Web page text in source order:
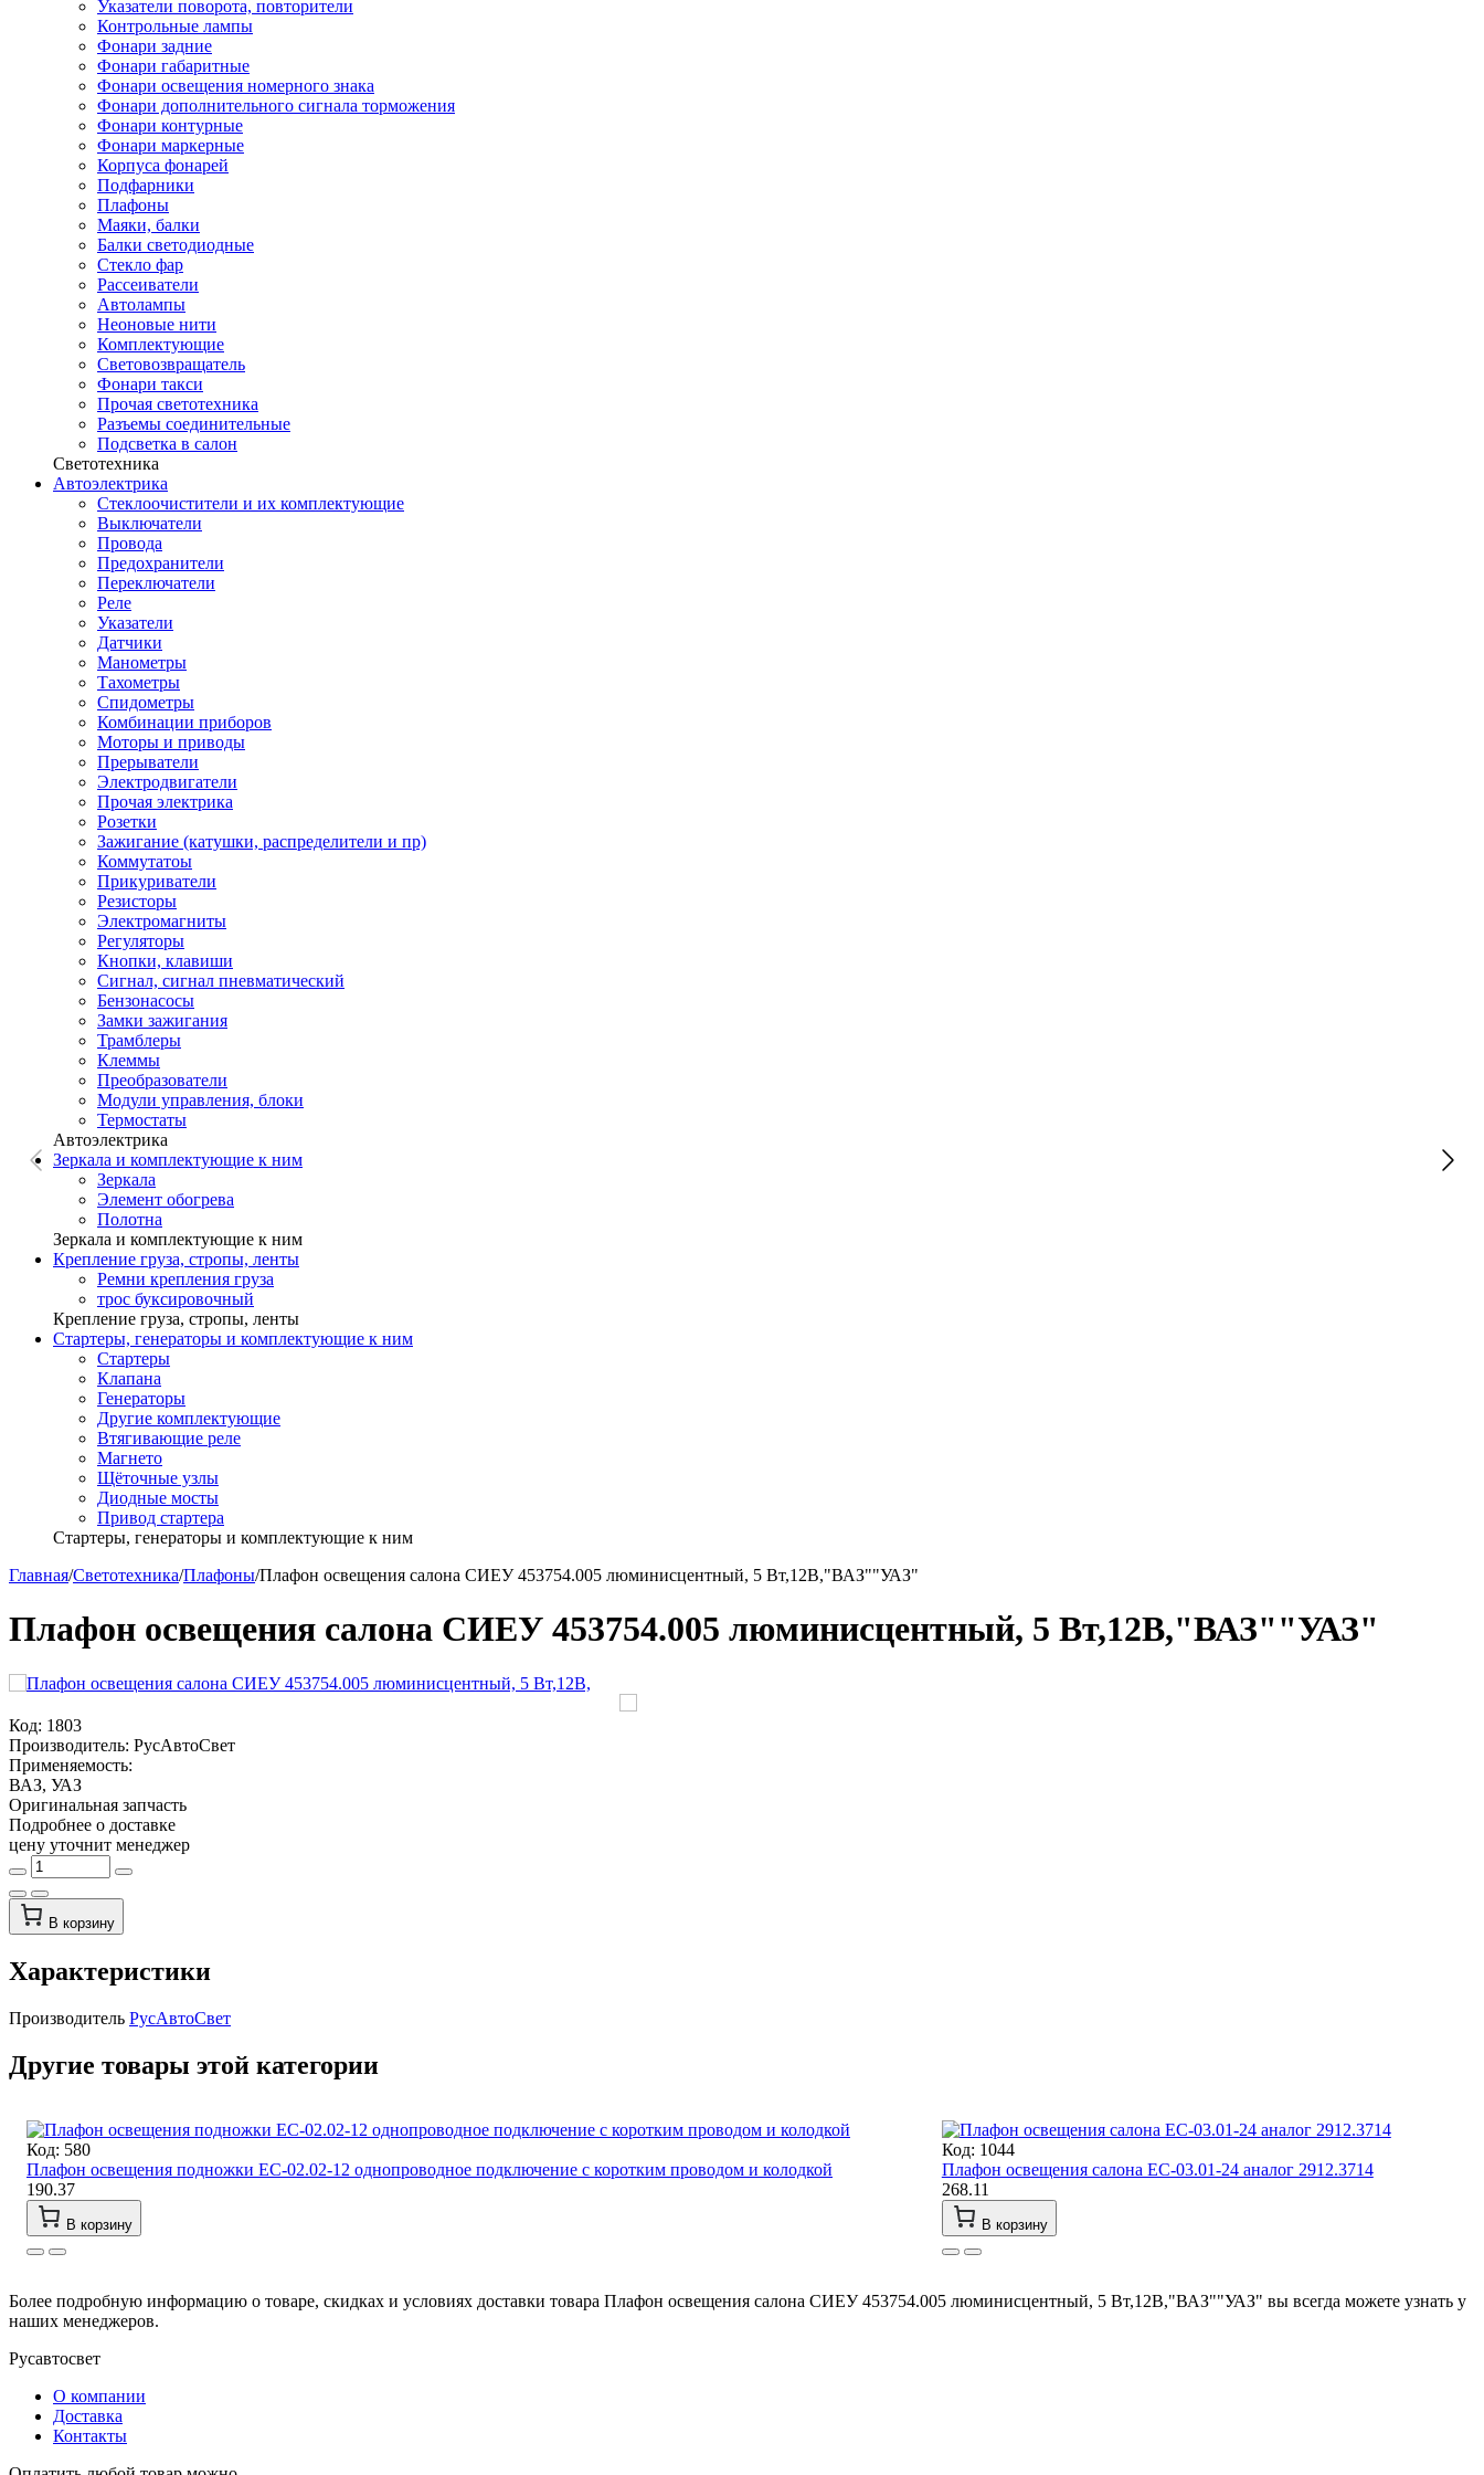
Указатели поворота, повторители
Контрольные лампы
Фонари задние
Фонари габаритные
Фонари освещения номерного знака
Фонари дополнительного сигнала торможения
Фонари контурные
Фонари маркерные
Корпуса фонарей
Подфарники
Плафоны
Маяки, балки
Балки светодиодные
Стекло фар
Рассеиватели
Автолампы
Неоновые нити
Комплектующие
Световозвращатель
Фонари такси
Прочая светотехника
Разъемы соединительные
Подсветка в салон
Светотехника
Автоэлектрика
Стеклоочистители и их комплектующие
Выключатели
Провода
Предохранители
Переключатели
Реле
Указатели
Датчики
Манометры
Тахометры
Спидометры
Комбинации приборов
Моторы и приводы
Прерыватели
Электродвигатели
Прочая электрика
Розетки
Зажигание (катушки, распределители и пр)
Коммутатоы
Прикуриватели
Резисторы
Электромагниты
Регуляторы
Кнопки, клавиши
Сигнал, сигнал пневматический
Бензонасосы
Замки зажигания
Трамблеры
Клеммы
Преобразователи
Модули управления, блоки
Термостаты
Автоэлектрика
Зеркала и комплектующие к ним
Зеркала
Элемент обогрева
Полотна
Зеркала и комплектующие к ним
Крепление груза, стропы, ленты
Ремни крепления груза
трос буксировочный
Крепление груза, стропы, ленты
Стартеры, генераторы и комплектующие к ним
Стартеры
Клапана
Генераторы
Другие комплектующие
Втягивающие реле
Магнето
Щёточные узлы
Диодные мосты
Привод стартера
Стартеры, генераторы и комплектующие к ним
Главная/Светотехника/Плафоны/Плафон освещения салона СИЕУ 453754.005 люминисцентный, 5 Вт,12В,"ВАЗ""УАЗ"
Плафон освещения салона СИЕУ 453754.005 люминисцентный, 5 Вт,12В,"ВАЗ""УАЗ"
Код: 1803
Производитель: РусАвтоСвет
Применяемость:
ВАЗ, УАЗ
Оригинальная запчасть
Подробнее о доставке
цену уточнит менеджер
В корзину
Характеристики
Производитель РусАвтоСвет
Другие товары этой категории
Код: 580
Плафон освещения подножки ЕС-02.02-12 однопроводное подключение с коротким проводом и колодкой
190.37
В корзину
Код: 1044
Плафон освещения салона ЕС-03.01-24 аналог 2912.3714
268.11
В корзину
Более подробную информацию о товаре, скидках и условиях доставки товара Плафон освещения салона СИЕУ 453754.005 люминисцентный, 5 Вт,12В,"ВАЗ""УАЗ" вы всегда можете узнать у
наших менеджеров.
Русавтосвет
О компании
Доставка
Контакты